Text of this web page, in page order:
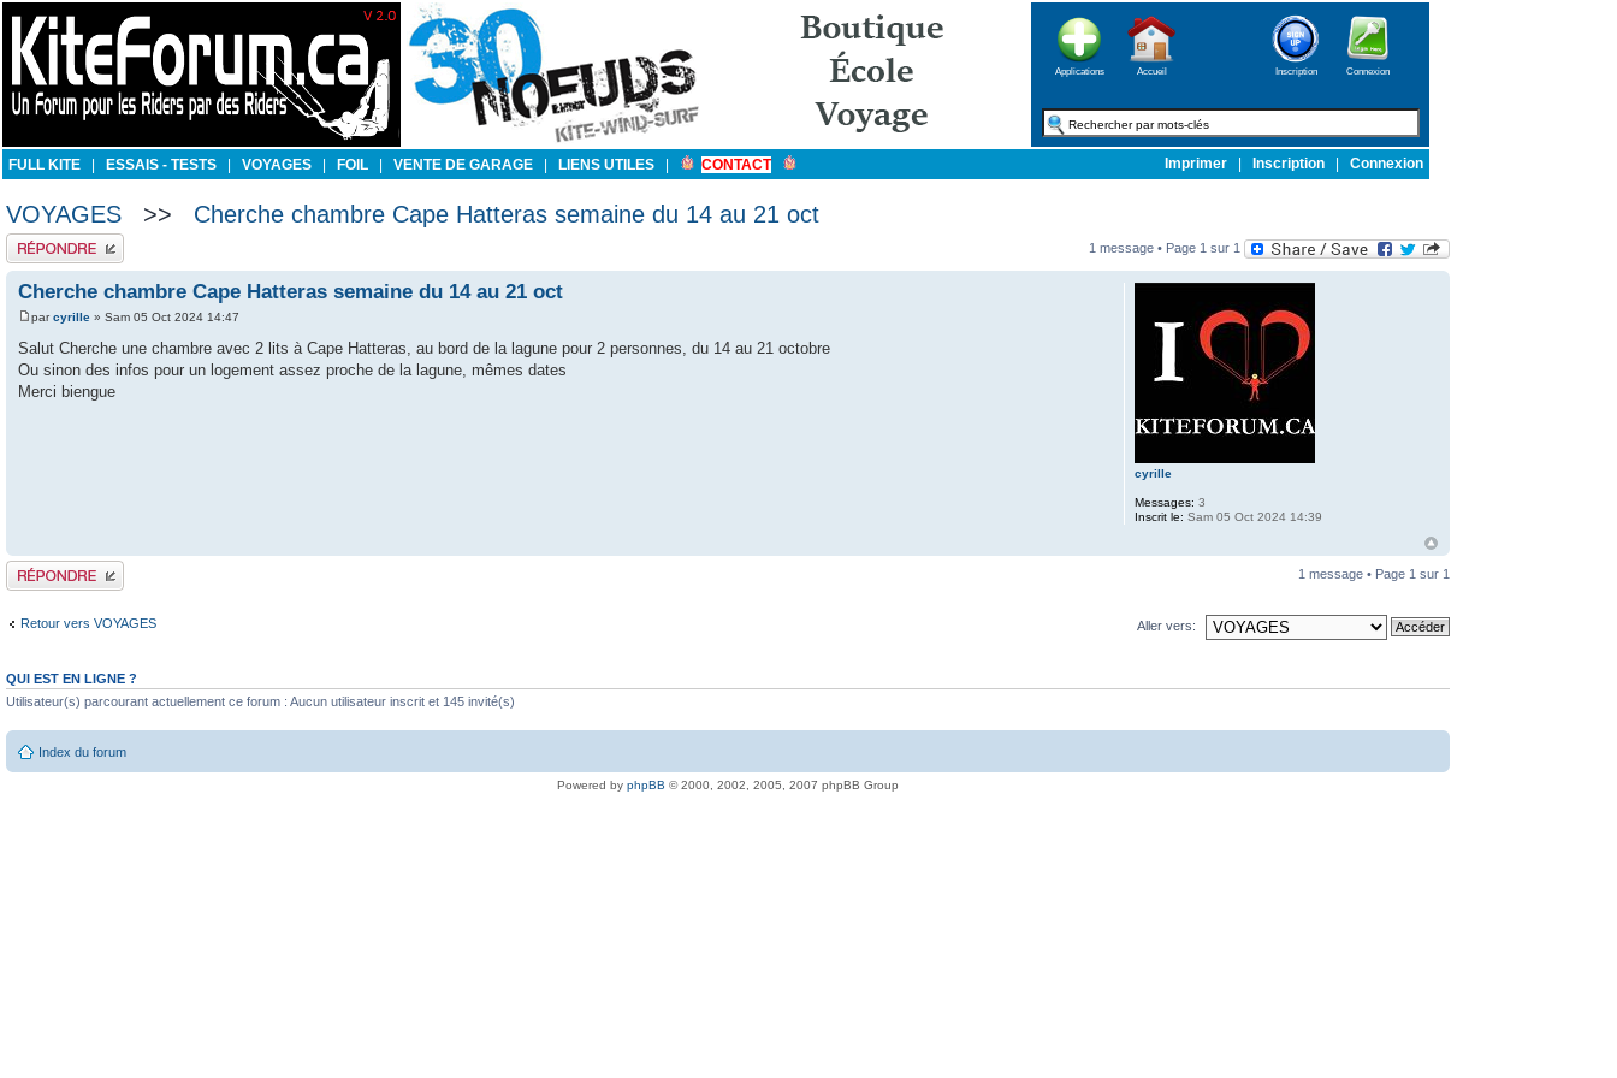
Applications Accueil Inscription Connexion
FULL KITE ESSAIS - TESTS VOYAGES FOIL VENTE DE GARAGE LIENS UTILES CONTACT Imprimer Inscription Connexion
VOYAGES >> Cherche chambre Cape Hatteras semaine du 14 au 21 oct
Publier une réponse 1 message • Page 1 sur 1
Cherche chambre Cape Hatteras semaine du 14 au 21 oct
parcyrille » Sam 05 Oct 2024 14:47
Salut Cherche une chambre avec 2 lits à Cape Hatteras, au bord de la lagune pour 2 personnes, du 14 au 21 octobre
Ou sinon des infos pour un logement assez proche de la lagune, mêmes dates
Merci biengue
cyrille
Messages: 3
Inscrit le: Sam 05 Oct 2024 14:39
Publier une réponse 1 message • Page 1 sur 1
Retour vers VOYAGES Aller vers:
QUI EST EN LIGNE ?
Utilisateur(s) parcourant actuellement ce forum : Aucun utilisateur inscrit et 145 invité(s)
Index du forum
Powered by phpBB © 2000, 2002, 2005, 2007 phpBB Group